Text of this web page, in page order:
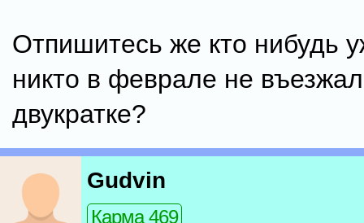
Отпишитесь же кто нибудь
никто в феврале не
двукратке?
Gudvin
Карма 469